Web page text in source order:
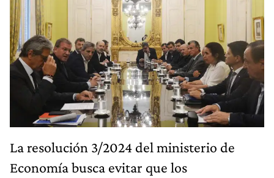
La resolución 3/2024 del ministerio de
Economía busca evitar que los